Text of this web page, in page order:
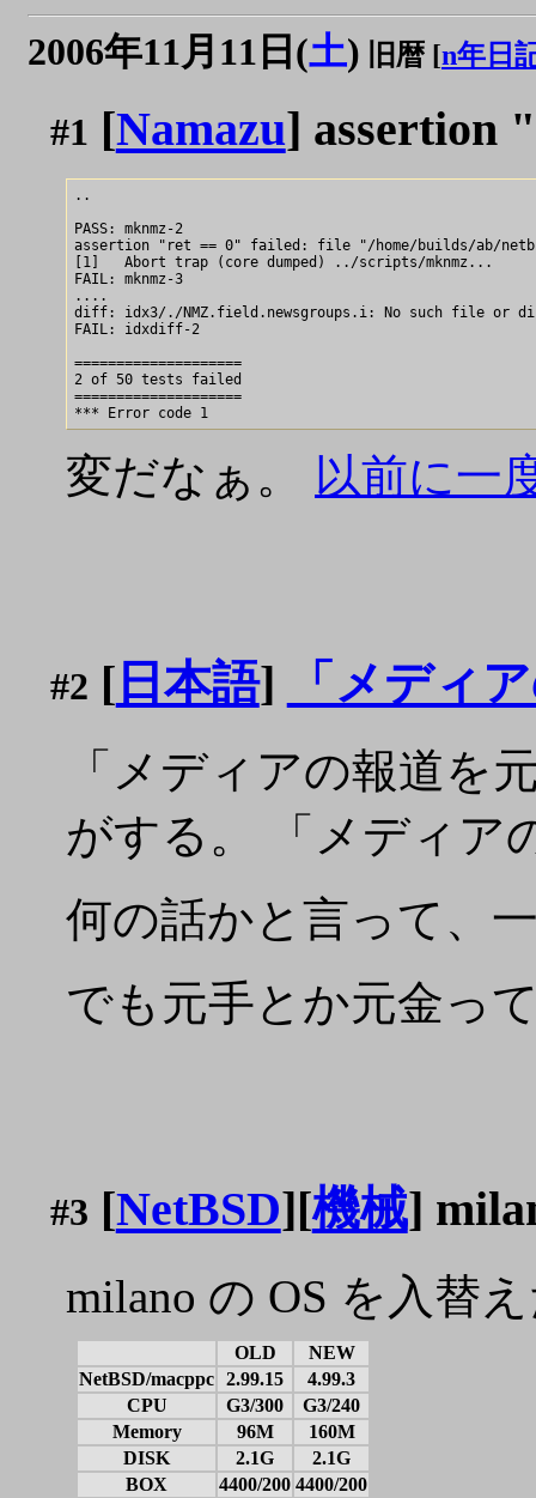
2006年11月11日(土) 旧暦 [n年日
#1 [Namazu] assertion
..
PASS: mknmz-2
assertion "ret == 0" failed: file "/home/builds/ab/
[1]   Abort trap (core dumped) ../scripts/mknmz...
FAIL: mknmz-3
....
diff: idx3/./NMZ.field.newsgroups.i: No such file or
FAIL: idxdiff-2
====================
2 of 50 tests failed
====================
変だなぁ。 以前に一
#2 [ 日本語] 「メディ
「メディアの報道を
がする。 「メディア
何の話かと言って、
でも元手とか元金っ
#3 [NetBSD][機械]
milano の OS を入替
OLD
NEW
NetBSD/macppc 2.99.15
4.99.3
CPU
G3/300
G3/240
Memory
96M
160M
DISK
2.1G
2.1G
BOX
4400/200 4400/200